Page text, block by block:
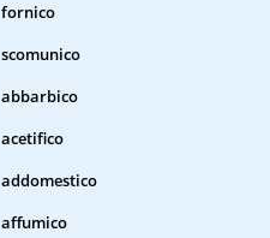
fornico
scomunico
abbarbico
acetifico
addomestico
affumico